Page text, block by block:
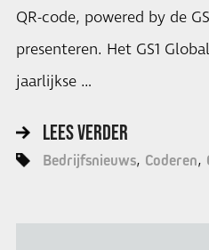
QR-code, powered by de
presenteren. Het GS1
jaarlijkse …
LEES VERDER
Bedrijfsnieuws Coderen